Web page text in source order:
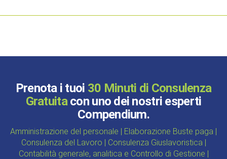
Prenota i tuoi 30 Minuti di Consulenza
Gratuitacon uno dei nostri esperti
Compendium.
Amministrazione del personale | Elaborazione Buste paga |
Consulenza del Lavoro | Consulenza Giuslavoristica |
Contabilità generale, analitica e Controllo di Gestione |